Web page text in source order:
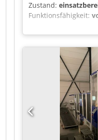
Zustand:
Funktionsfähigkeit:
Heißprägemaschine
Schiebetisch
Prägeplattengröße :
Ersatzplatten
Farbwerk inklusiv